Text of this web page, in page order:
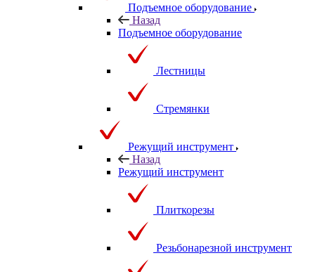
Подъемное оборудование
Назад
Подъемное оборудование
Лестницы
Стремянки
Режущий инструмент
Назад
Режущий инструмент
Плиткорезы
Резьбонарезной инструмент